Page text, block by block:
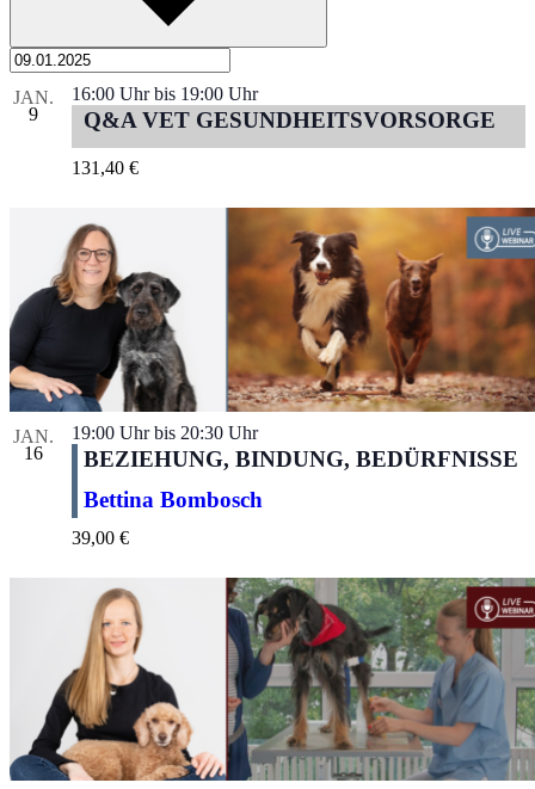
JAN.
9
16:00 Uhrbis 19:00 Uhr
Q&A VET GESUNDHEITSVORSORGE
131,40 €
JAN.
16
19:00 Uhrbis 20:30 Uhr
BEZIEHUNG, BINDUNG, BEDÜRFNISSE
Bettina Bombosch
39,00 €